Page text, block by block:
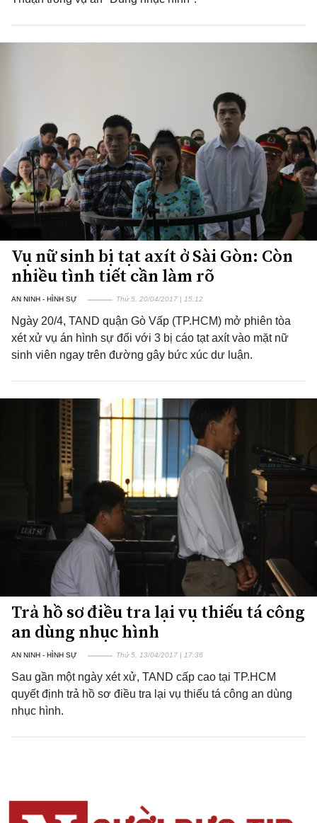
Vụ nữ sinh bị tạt axít ở Sài Gòn: Còn
nhiều tình tiết cần làm rõ
AN NINH - HÌNH SỰ Thứ 5, 20/04/2017 | 15:12
Ngày 20/4, TAND quận Gò Vấp (TP.HCM) mở phiên tòa
xét xử vụ án hình sự đối với 3 bị cáo tạt axít vào mặt nữ
sinh viên ngay trên đường gây bức xúc dư luận.
Trả hồ sơ điều tra lại vụ thiếu tá công
an dùng nhục hình
AN NINH - HÌNH SỰ Thứ 5, 13/04/2017 | 17:36
Sau gần một ngày xét xử, TAND cấp cao tại TP.HCM
quyết định trả hồ sơ điều tra lại vụ thiếu tá công an dùng
nhục hình.